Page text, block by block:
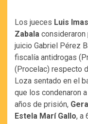
Los jueces Luis
Zabala consideraron
juicio Gabriel Pérez
fiscalía antidrogas
(Procelac) respecto
Loza sentado en el
que los condenaron a
años de prisión,
Estela Marí Gallo, a